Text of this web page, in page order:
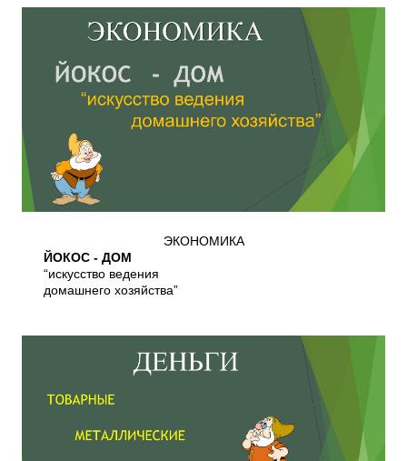
ЭКОНОМИКА
ЙОКОС - ДОМ
“искусство ведения
домашнего хозяйства”